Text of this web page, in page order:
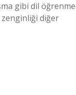
gibi dil öğrenme
diğer